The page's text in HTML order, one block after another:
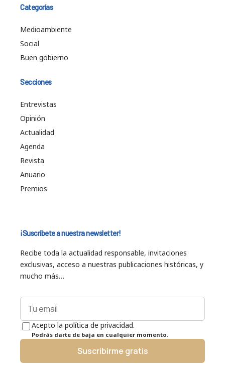
Categorías
Medioambiente
Social
Buen gobierno
Secciones
Entrevistas
Opinión
Actualidad
Agenda
Revista
Anuario
Premios
¡Suscríbete a nuestra newsletter!
Recibe toda la actualidad responsable, invitaciones
exclusivas, acceso a nuestras publicaciones históricas, y
mucho más…
Acepto la política de privacidad.
Podrás darte de baja en cualquier momento.
Suscribirme gratis